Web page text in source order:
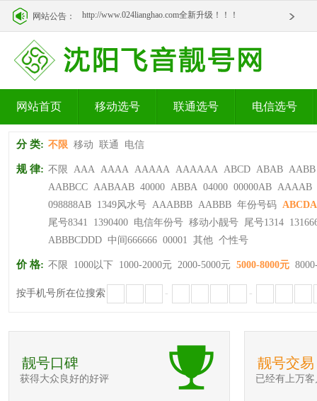
网站公告： http://www.024lianghao.com全新升级！！！
网站首页 移动选号 联通选号 电信选号
分 类: 不限 移动 联通 电信
规 律: 不限 AAA AAAA AAAAA AAAAAA ABCD ABAB AABB
AABBCC AABAAB 40000 ABBA 04000 00000AB AAAAB
098888AB 1349风水号 AAABBB AABBB 年份号码
尾号8341
1390400 电信年份号 移动小靓号 尾号1314
ABBBCDDD 中间666666 00001 其他 个性号
价 格: 不限 1000以下 1000-2000元 2000-5000元 5000-8000元
按手机号所在位搜索 - -
靓号口碑
获得大众良好的好评
靓号交易
已经有上万